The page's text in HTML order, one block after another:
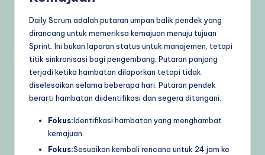
Daily Scrum adalah putaran umpan balik pendek yang
dirancang untuk memeriksa kemajuan menuju tujuan
Sprint. Ini bukan laporan status untuk manajemen, tetapi
titik sinkronisasi bagi pengembang. Putaran panjang
terjadi ketika hambatan dilaporkan tetapi tidak
diselesaikan selama beberapa hari. Putaran pendek
berarti hambatan diidentifikasi dan segera ditangani.
Fokus:Identifikasi hambatan yang menghambat
kemajuan.
Fokus:Sesuaikan kembali rencana untuk 24 jam ke